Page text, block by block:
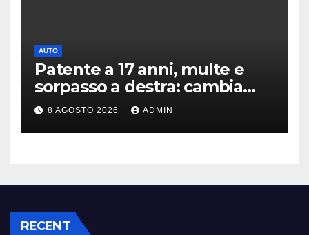
AUTO
Patente a 17 anni, multe e
sorpasso a destra: cambia
tutto, nuove regole allo
studio
8 AGOSTO 2026 ADMIN
RECENT